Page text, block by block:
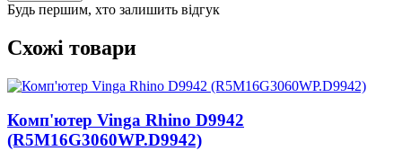
Будь першим, хто залишить відгук
Схожі товари
Комп'ютер Vinga Rhino D9942
(R5M16G3060WP.D9942)